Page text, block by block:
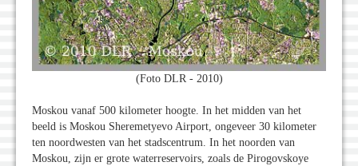
(Foto DLR - 2010)
Moskou vanaf 500 kilometer hoogte. In het midden van het
beeld is Moskou Sheremetyevo Airport, ongeveer 30 kilometer
ten noordwesten van het stadscentrum. In het noorden van
Moskou, zijn er grote waterreservoirs, zoals de Pirogovskoye